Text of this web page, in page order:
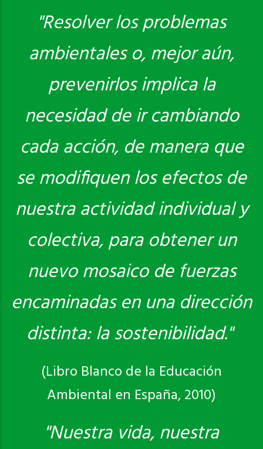
Saber más
"Resolver los problemas
ambientales o, mejor aún,
prevenirlos implica la
necesidad de ir cambiando
cada acción, de manera que
se modifiquen los efectos de
nuestra actividad individual y
colectiva, para obtener un
nuevo mosaico de fuerzas
encaminadas en una dirección
distinta: la sostenibilidad."
(Libro Blanco de la Educación
Ambiental en España, 2010)
"Nuestra vida, nuestra